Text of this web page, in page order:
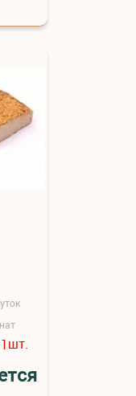
1шт.